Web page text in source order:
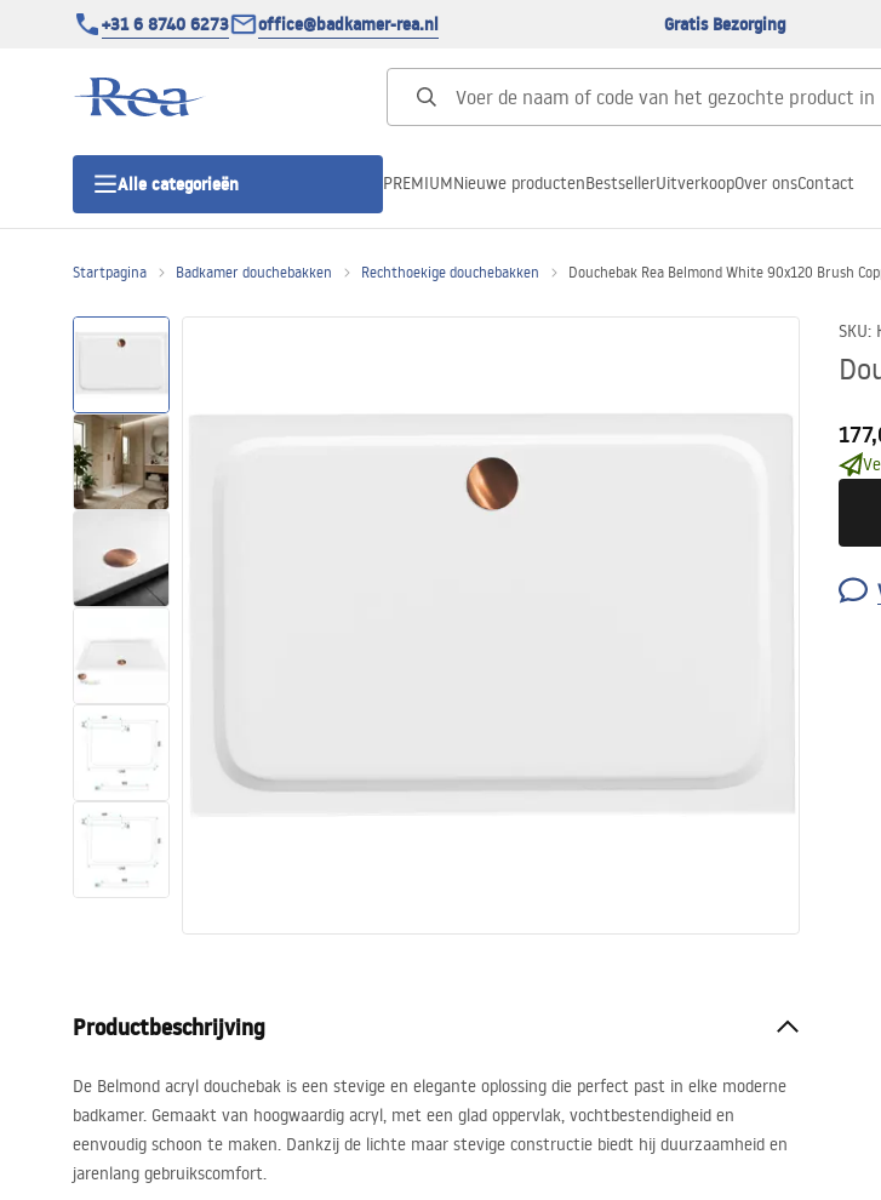
+31 6 8740 6273 office@badkamer-rea.nl Gratis Bezorging
Alle categorieën
Douchebakken
Lineaire Douchegoten
Toiletten
Wastafels
Baden en badwanden
Kranen
Douches
PREMIUMNieuwe productenBestsellerUitverkoopOver onsContact
Startpagina Badkamer douchebakken Rechthoekige douchebakken Douchebak Rea Belmond White 90x120 Brush
SKU:
Productbeschrijving
De Belmond acryl douchebak is een stevige en elegante oplossing die perfect past in elke moderne
badkamer. Gemaakt van hoogwaardig acryl, met een glad oppervlak, vochtbestendigheid en
eenvoudig schoon te maken. Dankzij de lichte maar stevige constructie biedt hij duurzaamheid en
jarenlang gebruikscomfort.